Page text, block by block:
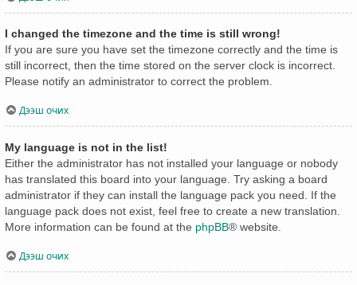
I changed the timezone and the time is still wrong!
If you are sure you have set the timezone correctly and the time is
still incorrect, then the time stored on the server clock is incorrect.
Please notify an administrator to correct the problem.
Дээш очих
My language is not in the list!
Either the administrator has not installed your language or nobody
has translated this board into your language. Try asking a board
administrator if they can install the language pack you need. If the
language pack does not exist, feel free to create a new translation.
More information can be found at the phpBB® website.
Дээш очих